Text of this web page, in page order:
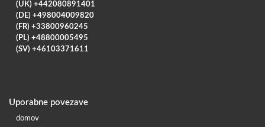
(UK) +442080891401
(DE) +498004009820
(FR) +33800960245
(PL) +48800005495
(SV) +46103371611
Uporabne povezave
domov